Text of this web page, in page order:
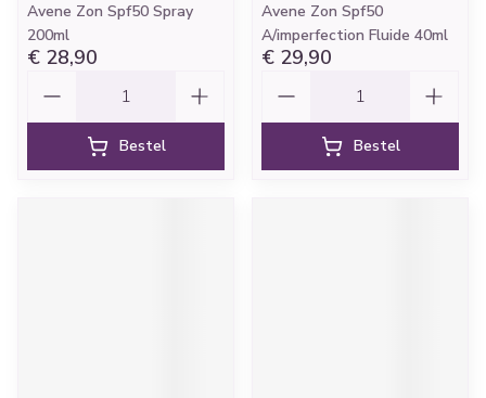
Avene Zon Spf50 Spray
200ml
€ 28,90
Bestel
Avene Zon Spf50
A/imperfection Fluide 40ml
€ 29,90
Bestel